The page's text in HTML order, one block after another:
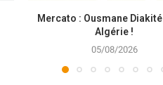
Mercato : Ousmane
Algérie !
05/08/2026